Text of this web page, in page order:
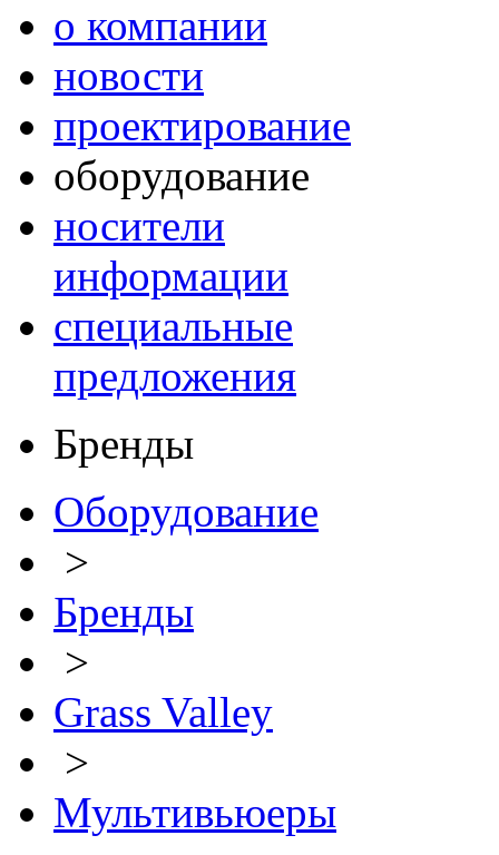
о компании
новости
проектирование
оборудование
носители
информации
специальные
предложения
Бренды
Оборудование
>
Бренды
>
Grass Valley
>
Мультивьюеры